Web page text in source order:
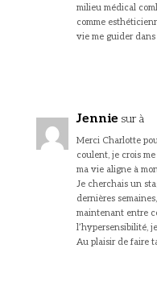
milieu médical
comme
vie me guider
Jennie sur à
Merci Charlotte
coulent, je crois me
ma vie aligne à
Je cherchais un
dernières
maintenant entre
l’hypersensibilité,
Au plaisir de faire